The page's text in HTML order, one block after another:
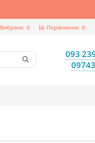
Порівняння: 0
Вибране: 0
093